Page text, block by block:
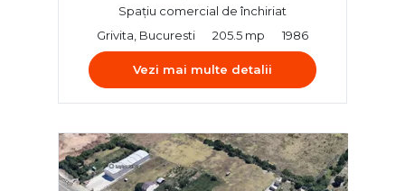
Spațiu comercial de închiriat
Grivita, Bucuresti
205.5 mp 1986
Vezi mai multe detalii